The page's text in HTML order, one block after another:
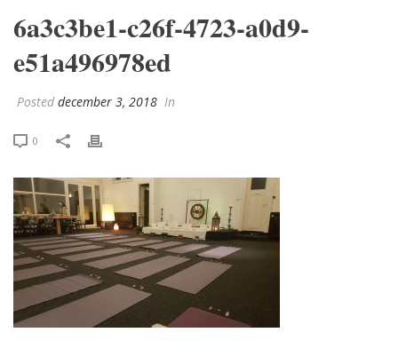
6a3c3be1-c26f-4723-a0d9-
e51a496978ed
Posted december 3, 2018 In
0